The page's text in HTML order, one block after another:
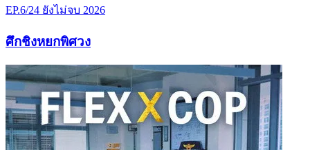
EP.6/24 ยังไม่จบ 2026
ศึกชิงหยกพิศวง